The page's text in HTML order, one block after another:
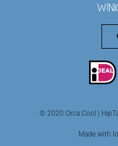
© 2020 Orca Cool |
Made with